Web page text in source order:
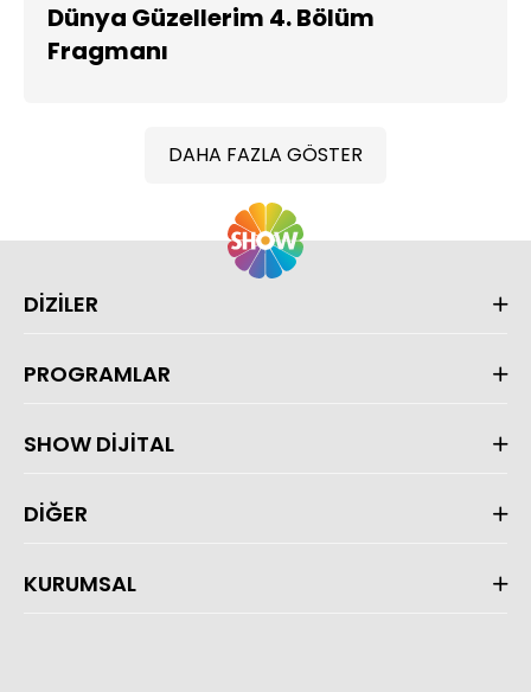
Dünya Güzellerim 4. Bölüm
Fragmanı
DAHA FAZLA GÖSTER
DİZİLER
PROGRAMLAR
SHOW DİJİTAL
DİĞER
KURUMSAL